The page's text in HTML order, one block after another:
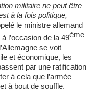
militaire ne peut être
à la fois politique,
le ministre allemand
l’occasion de la 49ème
se voit
et économique, les
par une ratification
à cela que l’armée
à bout de souffle.